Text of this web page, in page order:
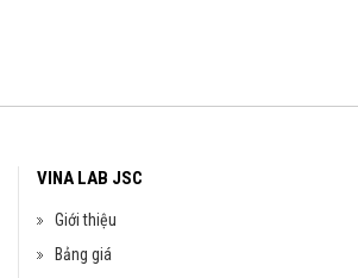
VINA LAB JSC
Giới thiệu
Bảng giá